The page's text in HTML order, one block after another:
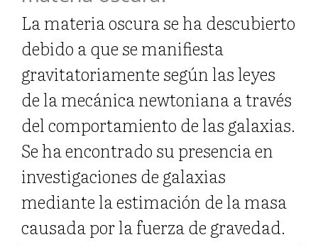
La materia oscura se ha descubierto
debido a que se manifiesta
gravitatoriamente según las leyes
de la mecánica newtoniana a través
del comportamiento de las galaxias.
Se ha encontrado su presencia en
investigaciones de galaxias
mediante la estimación de la masa
causada por la fuerza de gravedad.